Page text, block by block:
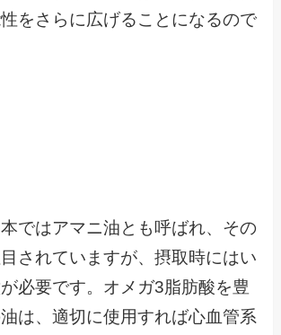
をさらに広げることになるので
ではアマニ油とも呼ばれ、その
されていますが、摂取時にはい
必要です。オメガ3脂肪酸を豊
は、適切に使用すれば心血管系